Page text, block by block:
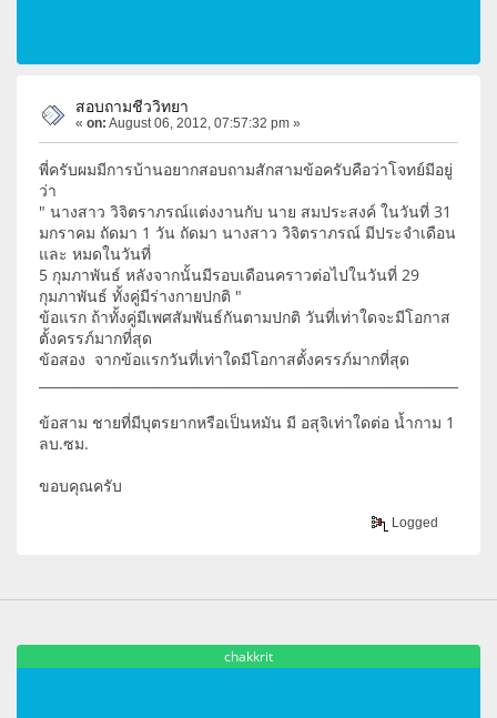
สอบถามชีววิทยา
« on: August 06, 2012, 07:57:32 pm »
พี่ครับผมมีการบ้านอยากสอบถามสักสามข้อครับคือว่าโจทย์มีอยู่
ว่า
" นางสาว วิจิตราภรณ์แต่งงานกับ นาย สมประสงค์ ในวันที่ 31
มกราคม ถัดมา 1 วัน ถัดมา นางสาว วิจิตราภรณ์ มีประจำเดือน
และ หมดในวันที่
5 กุมภาพันธ์ หลังจากนั้นมีรอบเดือนคราวต่อไปในวันที่ 29
กุมภาพันธ์ ทั้งคู่มีร่างกายปกติ "
ข้อแรก ถ้าทั้งคู่มีเพศสัมพันธ์กันตามปกติ วันที่เท่าใดจะมีโอกาส
ตั้งครรภ์มากที่สุด
ข้อสอง จากข้อแรกวันที่เท่าใดมีโอกาสตั้งครรภ์มากที่สุด
ข้อสาม ชายที่มีบุตรยากหรือเป็นหมัน มี อสุจิเท่าใดต่อ น้ำกาม 1
ลบ.ซม.
ขอบคุณครับ
Logged
chakkrit